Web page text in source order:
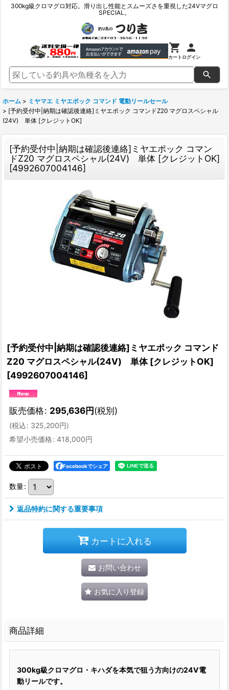
300kg級クロマグロ対応。滑り出し性能とスムーズさを重視した24Vマグロ
SPECIAL。
カートログイン
ホーム > ミヤマエ ミヤエポック コマンド 電動リールセール
> [予約受付中|納期は確認後連絡]ミヤエポック コマンドZ20 マグロスペシャル
(24V) 単体 [クレジットOK]
[予約受付中|納期は確認後連絡]ミヤエポック コマン
ドZ20 マグロスペシャル(24V) 単体 [クレジットOK]
[4992607004146]
[予約受付中|納期は確認後連絡]ミヤエポック コマンド
Z20 マグロスペシャル(24V) 単体 [クレジットOK]
[4992607004146]
販売価格: 295,636円(税別)
(税込: 325,200円)
希望小売価格: 418,000円
Facebookでシェア
数量:
返品特約に関する重要事項
カートに入れる
お問い合わせ
お気に入り登録
商品詳細
300kg級クロマグロ・キハダを本気で狙う方向けの24V電
動リールです。